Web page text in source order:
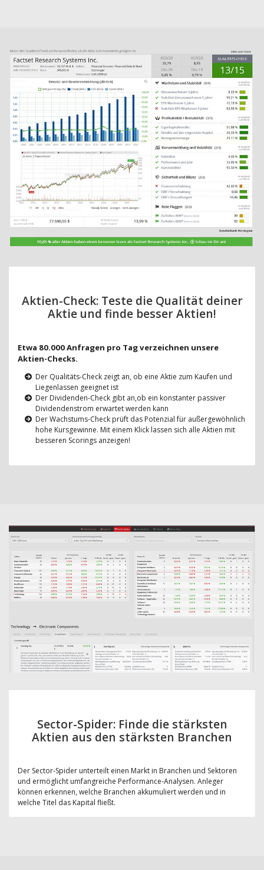
Aktien-Check: Teste die Qualität deiner
Aktie und finde besser Aktien!
Etwa 80.000 Anfragen pro Tag verzeichnen unsere
Aktien-Checks.
Der Qualitäts-Check zeigt an, ob eine Aktie zum Kaufen und
Liegenlassen geeignet ist
Der Dividenden-Check gibt an,ob ein konstanter passiver
Dividendenstrom erwartet werden kann
Der Wachstums-Check prüft das Potenzial für außergewöhnlich
hohe Kursgewinne. Mit einem Klick lassen sich alle Aktien mit
besseren Scorings anzeigen!
Sector-Spider: Finde die stärksten
Aktien aus den stärksten Branchen
Der Sector-Spider unterteilt einen Markt in Branchen und Sektoren
und ermöglicht umfangreiche Performance-Analysen. Anleger
können erkennen, welche Branchen akkumuliert werden und in
welche Titel das Kapital fließt.